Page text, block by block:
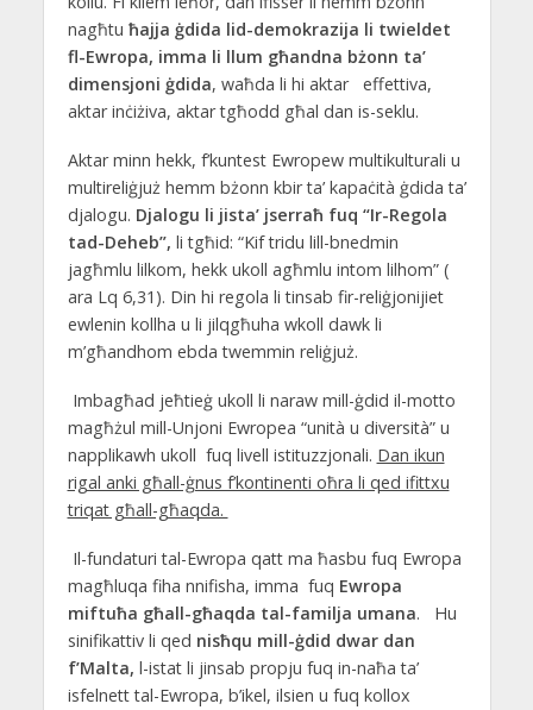
nagħtu ħajja ġdida lid-demokrazija li twieldet
fl-Ewropa, imma li llum għandna bżonn ta’
dimensjoni ġdida, waħda li hi aktar effettiva,
aktar inċiżiva, aktar tgħodd għal dan is-seklu.
Aktar minn hekk, f’kuntest Ewropew multikulturali u
multireliġjuż hemm bżonn kbir ta’ kapaċità ġdida ta’
djalogu. Djalogu li jista’ jserraħ fuq “Ir-Regola
tad-Deheb”, li tgħid: “Kif tridu lill-bnedmin
jagħmlu lilkom, hekk ukoll agħmlu intom lilhom” (
ara Lq 6,31). Din hi regola li tinsab fir-reliġjonijiet
ewlenin kollha u li jilqgħuha wkoll dawk li
m’għandhom ebda twemmin reliġjuż.
Imbagħad jeħtieġ ukoll li naraw mill-ġdid il-motto
magħżul mill-Unjoni Ewropea “unità u diversità” u
napplikawh ukoll fuq livell istituzzjonali. Dan ikun
rigal anki għall-ġnus f’kontinenti oħra li qed ifittxu
triqat għall-għaqda.
Il-fundaturi tal-Ewropa qatt ma ħasbu fuq Ewropa
magħluqa fiha nnifisha, imma fuq Ewropa
miftuħa għall-għaqda tal-familja umana. Hu
sinifikattiv li qed nisħqu mill-ġdid dwar dan
f’Malta, l-istat li jinsab propju fuq in-naħa ta’
isfelnett tal-Ewropa, b’ikel, ilsien u fuq kollox